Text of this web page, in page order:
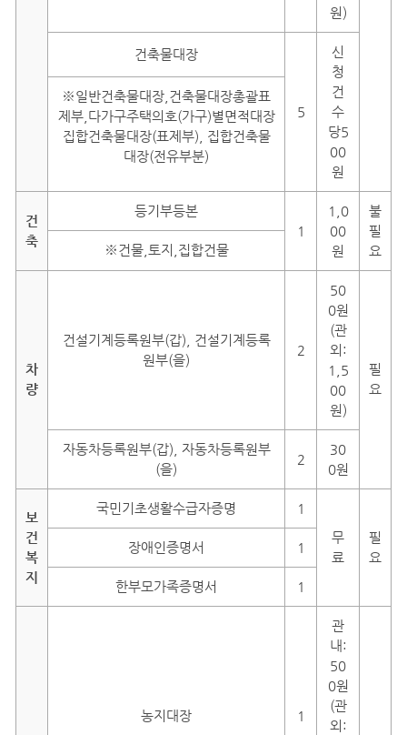
원)
건축물대장
5
신
청
건
수
당5
00
원
※일반건축물대장,건축물대장총괄표
제부,다가구주택의호(가구)별면적대장
집합건축물대장(표제부), 집합건축물
대장(전유부분)
건
축
등기부등본
1
1,0
00
원
불
필
요
※건물,토지,집합건물
차
량
건설기계등록원부(갑), 건설기계등록
원부(을)
2
50
0원
(관
외:
1,5
00
원)
필
요
자동차등록원부(갑), 자동차등록원부
(을)
2
30
0원
보
건
복
지
국민기초생활수급자증명
1
무
료
필
요
장애인증명서 1
한부모가족증명서 1
농지대장 1
관
내:
50
0원
(관
외: